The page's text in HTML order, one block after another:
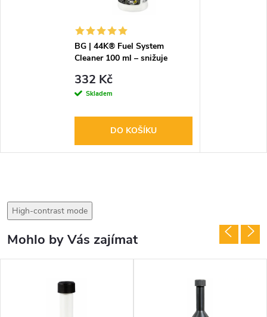
BG | 44K® Fuel System
Cleaner 100 ml – snižuje
systém
332 Kč
Skladem
DO KOŠÍKU
High-contrast mode
Mohlo by Vás zajímat